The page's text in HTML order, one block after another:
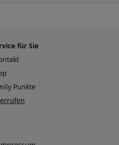
für Sie
Punkte